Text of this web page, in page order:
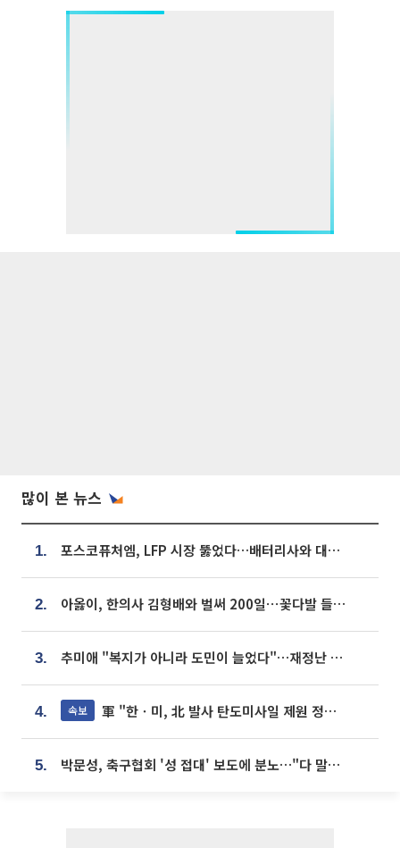
많이 본 뉴스
1. 포스코퓨처엠, LFP 시장 뚫었다…배터리사와 대규모 장기 공급 합의
2. 아옳이, 한의사 김형배와 벌써 200일⋯꽃다발 들고 "프러포즈 아냐"
3. 추미애 "복지가 아니라 도민이 늘었다"…재정난 책임론 정면돌파
4. 속보 軍 "한ㆍ미, 北 발사 탄도미사일 제원 정밀분석 중"
5. 박문성, 축구협회 '성 접대' 보도에 분노…"다 말아먹으려고 작정했나"